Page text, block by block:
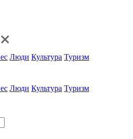
Люди Культура Туризм
Люди Культура Туризм